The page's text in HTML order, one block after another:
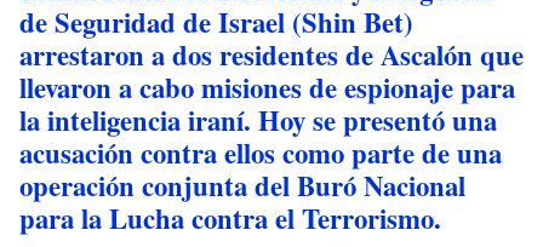
de Seguridad de Israel (Shin Bet)
arrestaron a dos residentes de Ascalón que
llevaron a cabo misiones de espionaje para
la inteligencia iraní. Hoy se presentó una
acusación contra ellos como parte de una
operación conjunta del Buró Nacional
para la Lucha contra el Terrorismo.